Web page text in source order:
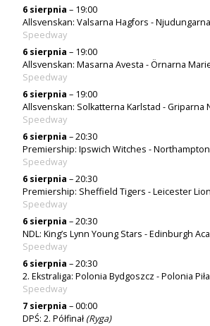
6 sierpnia – 19:00
Allsvenskan: Valsarna Hagfors -
Speedway
6 sierpnia – 19:00
Allsvenskan: Masarna Avesta - Örnarna
Speedway
6 sierpnia – 19:00
Allsvenskan: Solkatterna Karlstad - Griparna
Speedway
6 sierpnia – 20:30
Premiership: Ipswich Witches -
Speedway
6 sierpnia – 20:30
Premiership: Sheffield Tigers - Leicester
Speedway
6 sierpnia – 20:30
NDL: King’s Lynn Young Stars - Edinburgh
Speedway
6 sierpnia – 20:30
2. Ekstraliga: Polonia Bydgoszcz - Polonia Piła
Speedway
7 sierpnia – 00:00
DPŚ: 2. Półfinał(Ryga)